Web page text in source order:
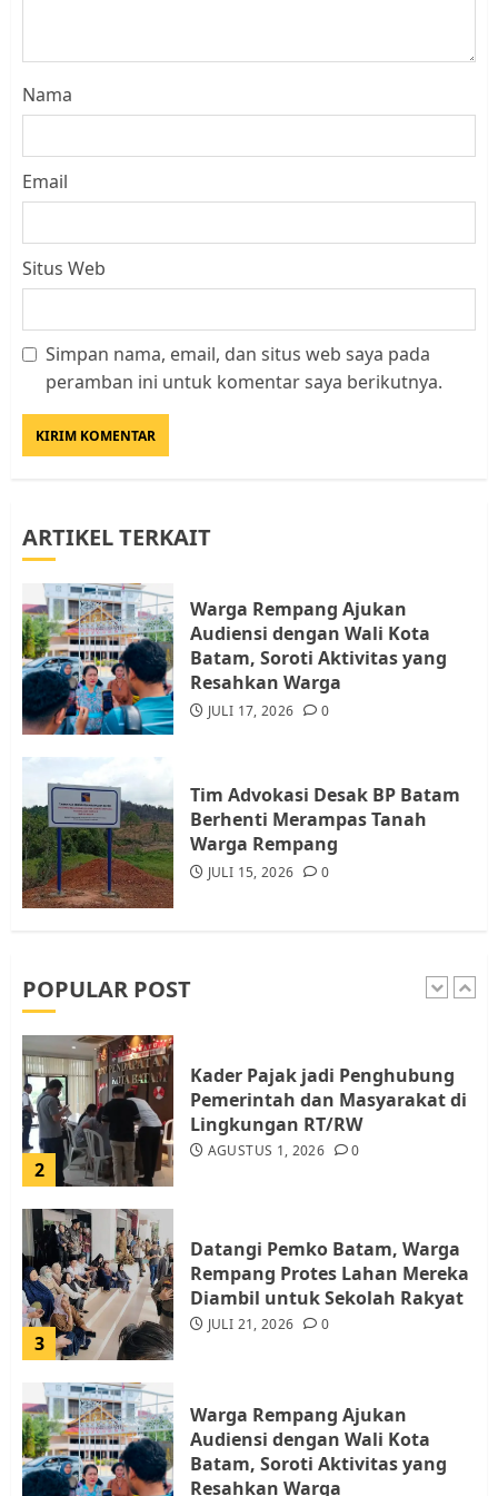
Nama
Email
Situs Web
Simpan nama, email, dan situs web saya pada
peramban ini untuk komentar saya berikutnya.
ARTIKEL TERKAIT
Warga Rempang Ajukan
Audiensi dengan Wali Kota
Batam, Soroti Aktivitas yang
Resahkan Warga
JULI 17, 2026 0
Tim Advokasi Desak BP Batam
Berhenti Merampas Tanah
Warga Rempang
JULI 15, 2026 0
POPULAR POST
Datangi Pemko Batam, Warga
4
Warga Rempang Ajukan
Resahkan Warga
JULI 17, 2026 0
5
Tim Advokasi Desak BP Batam
JULI 15, 2026 0
1
2
Kader Pajak jadi Penghubung
Pemerintah dan Masyarakat di
Lingkungan RT/RW
AGUSTUS 1, 2026 0
3
Datangi Pemko Batam, Warga
Rempang Protes Lahan Mereka
Diambil untuk Sekolah Rakyat
JULI 21, 2026 0
Warga Rempang Ajukan
Audiensi dengan Wali Kota
Batam, Soroti Aktivitas yang
Resahkan Warga